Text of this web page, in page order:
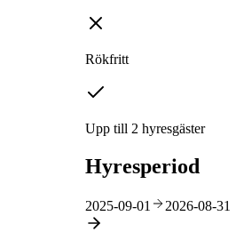
Rökfritt
Upp till 2 hyresgäster
Hyresperiod
2025-09-01 2026-08-31